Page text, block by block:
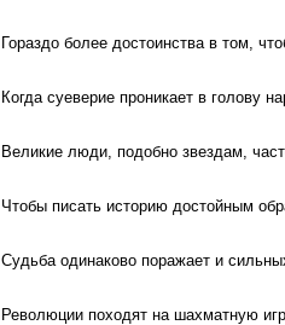
Гораздо более достоинства в том,
Когда суеверие проникает в голову
Великие люди, подобно звездам,
Чтобы писать историю достойным
Судьба одинаково поражает и
Революции походят на шахматную